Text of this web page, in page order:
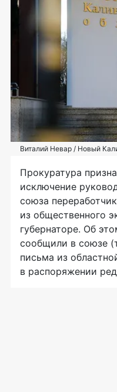
Виталий Невар / Новый
Прокуратура
исключение
союза
из общественного
губернаторе. Об
сообщили в союзе
письма из
в распоряжении